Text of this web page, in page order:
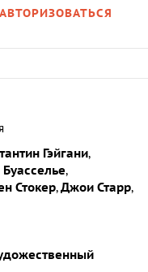
Гэйгани,
,
Стокер,Джои Старр,